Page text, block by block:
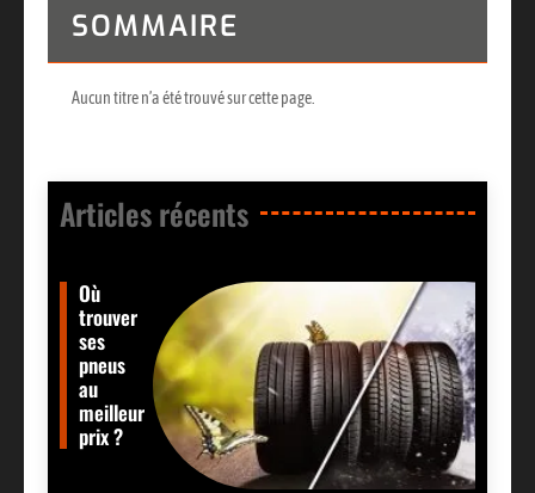
SOMMAIRE
Aucun titre n’a été trouvé sur cette page.
Articles récents​
Où
trouver
ses
pneus
au
meilleur
prix ?